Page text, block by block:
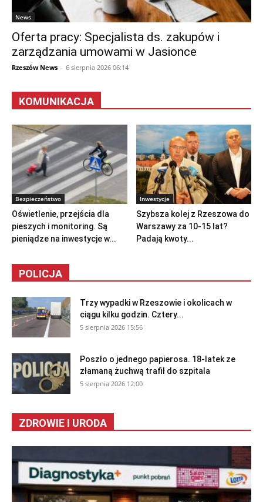
News
Oferta pracy: Specjalista ds. zakupów i
zarządzania umowami w Jasionce
Rzeszów News - 6 sierpnia 2026 06:14
KOMUNIKACJA
Bezpieczeństwo
Oświetlenie, przejścia dla
pieszych i monitoring. Są
pieniądze na inwestycje w...
Inwestycje
Szybsza kolej z Rzeszowa do
Warszawy za 10-15 lat?
Padają kwoty...
POLICJA
Trzy wypadki w Rzeszowie i okolicach w
ciągu kilku godzin. Cztery...
5 sierpnia 2026 15:56
Poszło o jednego papierosa. 18-latek ze
złamaną żuchwą trafił do szpitala
5 sierpnia 2026 12:00
ZDROWIE I URODA